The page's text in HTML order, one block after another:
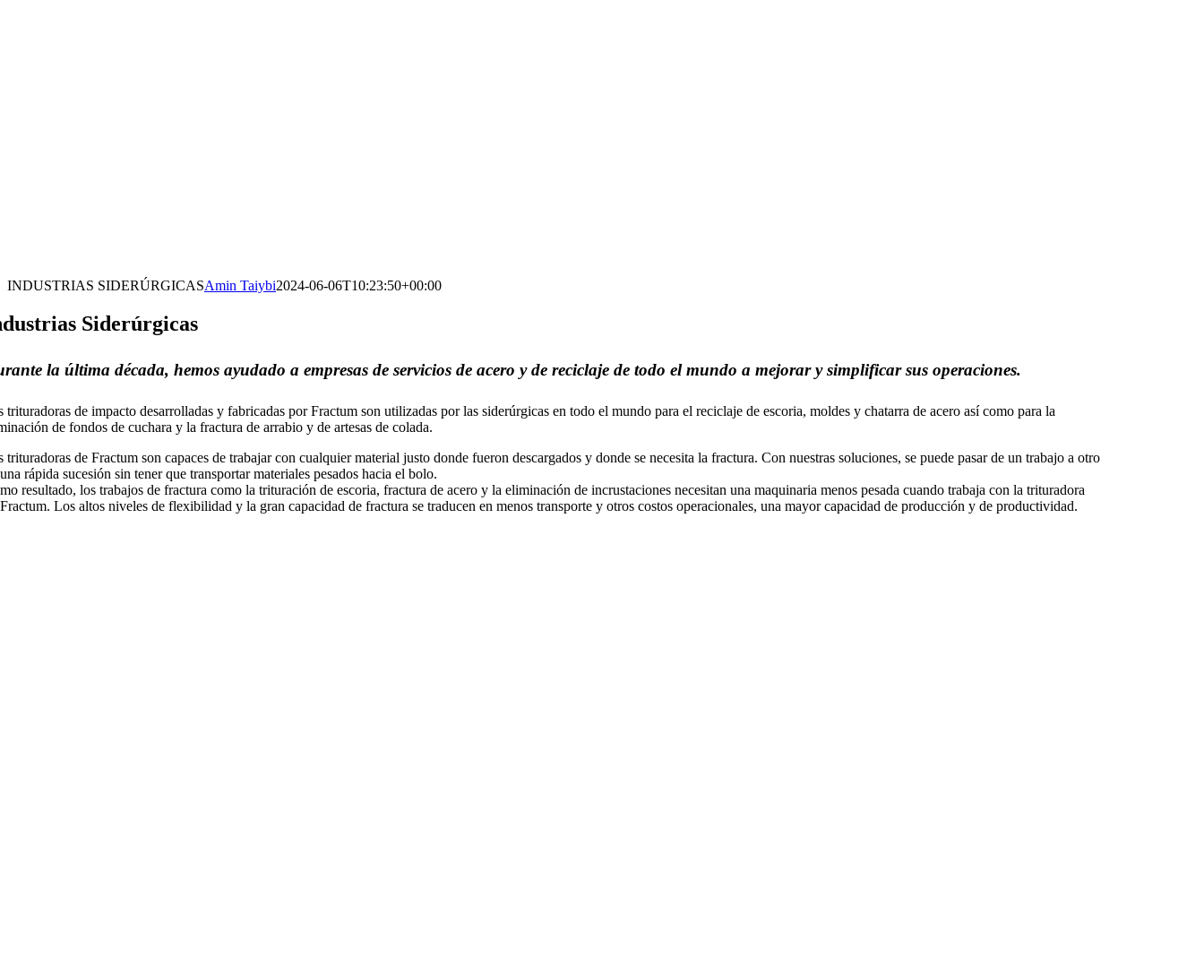
INDUSTRIAS SIDERÚRGICASAmin Taiybi2024-06-06T10:23:50+00:00
Siderúrgicas
la última década, hemos ayudado a empresas de servicios de acero y de reciclaje de todo el mundo a mejorar y simplificar sus operaciones.
trituradoras de impacto desarrolladas y fabricadas por Fractum son utilizadas por las siderúrgicas en todo el mundo para el reciclaje de escoria, moldes y chatarra de acero así como para la
de fondos de cuchara y la fractura de arrabio y de artesas de colada.
trituradoras de Fractum son capaces de trabajar con cualquier material justo donde fueron descargados y donde se necesita la fractura. Con nuestras soluciones, se puede pasar de un trabajo a otro
rápida sucesión sin tener que transportar materiales pesados hacia el bolo.
resultado, los trabajos de fractura como la trituración de escoria, fractura de acero y la eliminación de incrustaciones necesitan una maquinaria menos pesada cuando trabaja con la trituradora
Los altos niveles de flexibilidad y la gran capacidad de fractura se traducen en menos transporte y otros costos operacionales, una mayor capacidad de producción y de productividad.